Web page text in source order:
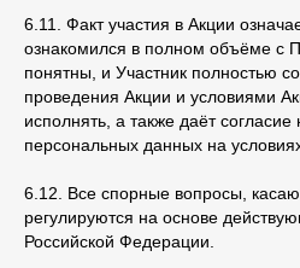
6.11. Факт участия в Акции
ознакомился в полном объёме с
понятны, и Участник полностью
проведения Акции и условиями
исполнять, а также даёт согласие
персональных данных на
6.12. Все спорные вопросы,
регулируются на основе
Российской Федерации.